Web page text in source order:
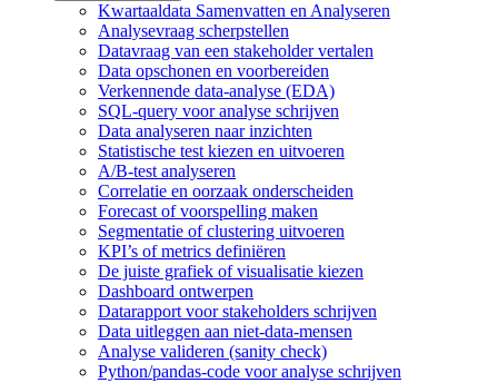
Kwartaaldata Samenvatten en Analyseren
Analysevraag scherpstellen
Datavraag van een stakeholder vertalen
Data opschonen en voorbereiden
Verkennende data-analyse (EDA)
SQL-query voor analyse schrijven
Data analyseren naar inzichten
Statistische test kiezen en uitvoeren
A/B-test analyseren
Correlatie en oorzaak onderscheiden
Forecast of voorspelling maken
Segmentatie of clustering uitvoeren
KPI’s of metrics definiëren
De juiste grafiek of visualisatie kiezen
Dashboard ontwerpen
Datarapport voor stakeholders schrijven
Data uitleggen aan niet-data-mensen
Analyse valideren (sanity check)
Python/pandas-code voor analyse schrijven